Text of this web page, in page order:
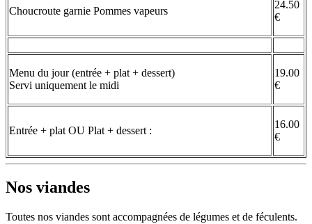
Choucroute garnie Pommes vapeurs
24.50
€
Menu du jour (entrée + plat + dessert)
Servi uniquement le midi
19.00
€
Entrée + plat OU Plat + dessert :
16.00
€
Nos viandes
Toutes nos viandes sont accompagnées de légumes et de féculents.